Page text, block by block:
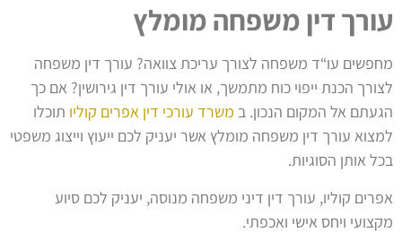
עורך דין משפחה מומלץ
מחפשים עו“ד משפחה לצורך עריכת צוואה? עורך דין משפחה
לצורך הכנת ייפוי כוח מתמשך, או אולי עורך דין גירושין? אם כך
הגעתם אל המקום הנכון. ב משרד עורכי דין אפרים קוליו תוכלו
למצוא עורך דין משפחה מומלץ אשר יעניק לכם ייעוץ וייצוג משפטי
בכל אותן הסוגיות.
אפרים קוליו, עורך דין דיני משפחה מנוסה, יעניק לכם סיוע
מקצועי ויחס אישי ואכפתי.